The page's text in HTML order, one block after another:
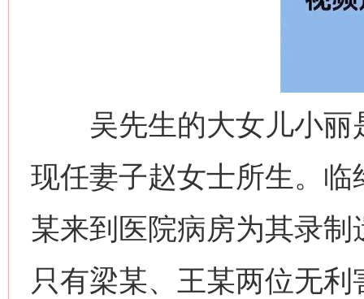
吴先生的大女儿小丽
现任妻子赵女士所生。
某来到医院病房为其录
只有梁某、王某两位无